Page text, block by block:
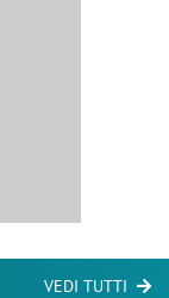
VEDI TUTTI